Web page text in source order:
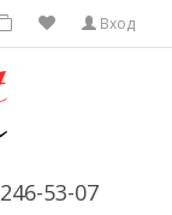
Вход
53-07